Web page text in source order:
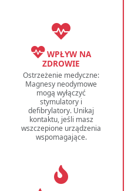
WPŁYW NA
ZDROWIE
Ostrzeżenie medyczne:
Magnesy neodymowe
mogą wyłączyć
stymulatory i
defibrylatory. Unikaj
kontaktu, jeśli masz
wszczepione urządzenia
wspomagające.